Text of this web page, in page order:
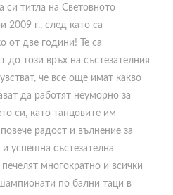
си титла на Световното
2009 г., след като са
от две години! Те са
до този връх на състезателния
че все още имат какво
да работят неуморно за
си, като танцовите им
радост и вълнение за
успешна състезателна
многократно и всички
по бални таци в